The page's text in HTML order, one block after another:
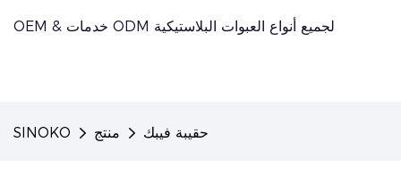
OEM & خدمات ODM لجميع أنواع العبوات البلاستيكية
SINOKO منتج حقيبة فيبك